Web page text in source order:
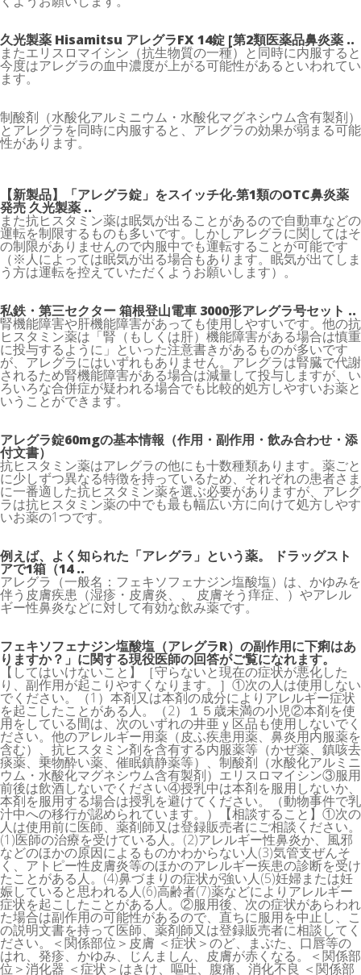
久光製薬 Hisamitsu アレグラFX 14錠 [第2類医薬品鼻炎薬 ..
またエリスロマイシン（抗生物質の一種）と同時に内服すると
今度はアレグラの血中濃度が上がる可能性があるといわれてい
ます。
制酸剤（水酸化アルミニウム・水酸化マグネシウム含有製剤）
とアレグラを同時に内服すると、アレグラの効果が弱まる可能
性があります。
【新製品】「アレグラ錠」をスイッチ化‐第1類のOTC鼻炎薬
発売 久光製薬 ..
また抗ヒスタミン薬は眠気が出ることがあるので自動車などの
運転を制限するものも多いです。しかしアレグラに関してはそ
の制限がありませんので内服中でも運転することが可能です
（※人によっては眠気が出る場合もあります。眠気が出てしま
う方は運転を控えていただくようお願いします）。
私鉄・第三セクター 箱根登山電車 3000形アレグラ号セット ..
腎機能障害や肝機能障害があっても使用しやすいです。他の抗
ヒスタミン薬は「腎（もしくは肝）機能障害がある場合は慎重
に投与するように」といった注意書きがあるものが多いです
が、アレグラにはいずれもありません。アレグラは腎臓で代謝
されるため腎機能障害がある場合は減量して投与しますが、い
ろいろな合併症が疑われる場合でも比較的処方しやすいお薬と
いうことができます。
アレグラ錠60mgの基本情報（作用・副作用・飲み合わせ・添
付文書）
抗ヒスタミン薬はアレグラの他にも十数種類あります。薬ごと
に少しずつ異なる特徴を持っているため、それぞれの患者さま
に一番適した抗ヒスタミン薬を選ぶ必要がありますが、アレグ
ラは抗ヒスタミン薬の中でも最も幅広い方に向けて処方しやす
いお薬の1つです。
例えば、よく知られた「アレグラ」という薬。 ドラッグスト
アで1箱（14 ..
アレグラ（一般名：フェキソフェナジン塩酸塩）は、かゆみを
伴う皮膚疾患（湿疹・皮膚炎、、 皮膚そう痒症、）やアレル
ギー性鼻炎などに対して有効な飲み薬です。
フェキソフェナジン塩酸塩（アレグラR️）の副作用に下痢はあ
りますか？」に関する現役医師の回答がご覧になれます。
【してはいけないこと】［守らないと現在の症状が悪化した
り、副作用が起こりやすくなります。］①次の人は使用しない
でください。（1）本剤又は本剤の成分によりアレルギー症状
を起こしたことがある人。（2）１５歳未満の小児②本剤を使
用をしている間は、次のいずれの井亜ｙ区品も使用しないでく
ださい。他のアレルギー用薬（皮ふ疾患用薬、鼻炎用内服薬を
含む）、抗ヒスタミン剤を含有する内服薬等（かぜ薬、鎮咳去
痰薬、乗物酔い薬、催眠鎮静薬等）、制酸剤（水酸化アルミニ
ウム・水酸化マグネシウム含有製剤）エリスロマイシン③服用
前後は飲酒しないでください④授乳中は本剤を服用しないか、
本剤を服用する場合は授乳を避けてください。（動物事件で乳
汁中への移行が認められています。）【相談すること】①次の
人は使用前に医師、薬剤師又は登録販売者にご相談ください。
(1)医師の治療を受けている人。(2)アレルギー性鼻炎か、風邪
などのほかの原因によるものかわからない人(3)気管支ぜんそ
く、アトピー性皮膚炎等のほかのアレルギー疾患の診断を受け
たことがある人。(4)鼻づまりの症状が強い人(5)妊婦または妊
娠していると思われる人(6)高齢者(7)薬などによりアレルギー
症状を起こしたことがある人。②服用後、次の症状があらわれ
た場合は副作用の可能性があるので、直ちに服用を中止し、こ
の説明文書を持って医師、薬剤師又は登録販売者に相談してく
ださい。＜関係部位＞皮膚 ＜症状＞のど、まぶた、口唇等の
はれ、発疹、かゆみ、じんましん、皮膚が赤くなる。＜関係部
位＞消化器 ＜症状＞はきけ、嘔吐、腹痛、消化不良 ＜関係部